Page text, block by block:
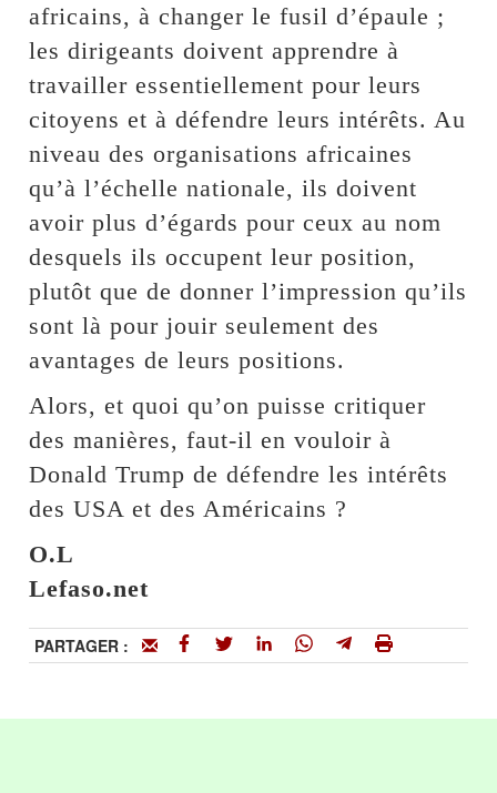
africains, à changer le fusil d’épaule ;
les dirigeants doivent apprendre à
travailler essentiellement pour leurs
citoyens et à défendre leurs intérêts. Au
niveau des organisations africaines
qu’à l’échelle nationale, ils doivent
avoir plus d’égards pour ceux au nom
desquels ils occupent leur position,
plutôt que de donner l’impression qu’ils
sont là pour jouir seulement des
avantages de leurs positions.
Alors, et quoi qu’on puisse critiquer
des manières, faut-il en vouloir à
Donald Trump de défendre les intérêts
des USA et des Américains ?
O.L
Lefaso.net
PARTAGER :